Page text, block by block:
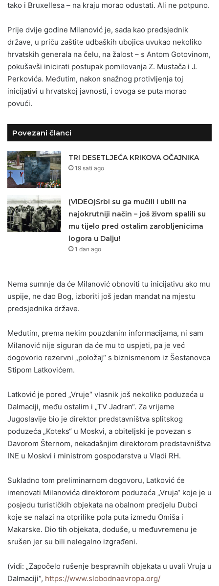
tako i Bruxellesa – na kraju morao odustati. Ali ne potpuno.
Prije dvije godine Milanović je, sada kao predsjednik
države, u priču zaštite udbaških ubojica uvukao nekoliko
hrvatskih generala na čelu, na žalost – s Antom Gotovinom,
pokušavši inicirati postupak pomilovanja Z. Mustača i J.
Perkovića. Međutim, nakon snažnog protivljenja toj
inicijativi u hrvatskoj javnosti, i ovoga se puta morao
povući.
Povezani članci
TRI DESETLJEĆA KRIKOVA OČAJNIKA
19 sati ago
(VIDEO)Srbi su ga mučili i ubili na
najokrutniji način – još živom spalili su
mu tijelo pred ostalim zarobljenicima
logora u Dalju!
1 dan ago
Nema sumnje da će Milanović obnoviti tu inicijativu ako mu
uspije, ne dao Bog, izboriti još jedan mandat na mjestu
predsjednika države.
Međutim, prema nekim pouzdanim informacijama, ni sam
Milanović nije siguran da će mu to uspjeti, pa je već
dogovorio rezervni „položaj“ s biznismenom iz Šestanovca
Stipom Latkovićem.
Latković je pored „Vruje“ vlasnik još nekoliko poduzeća u
Dalmaciji, među ostalim i „TV Jadran“. Za vrijeme
Jugoslavije bio je direktor predstavništva splitskog
poduzeća „Koteks“ u Moskvi, a obiteljski je povezan s
Davorom Šternom, nekadašnjim direktorom predstavništva
INE u Moskvi i ministrom gospodarstva u Vladi RH.
Sukladno tom preliminarnom dogovoru, Latković će
imenovati Milanovića direktorom poduzeća „Vruja“ koje je u
posjedu turističkih objekata na obalnom predjelu Dubci
koje se nalazi na otprilike pola puta između Omiša i
Makarske. Dio tih objekata, doduše, u međuvremenu je
srušen jer su bili nelegalno izgrađeni.
(vidi: „Započelo rušenje bespravnih objekata u uvali Vruja u
Dalmaciji“, https://www.slobodnaevropa.org/